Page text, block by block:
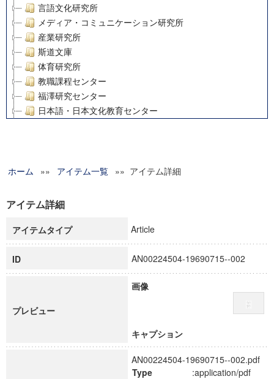
言語文化研究所
メディア・コミュニケーション研究所
産業研究所
斯道文庫
体育研究所
教職課程センター
福澤研究センター
日本語・日本文化教育センター
グローバルリサーチインスティテュート
科学研究費補助金研究成果報告書
慶應義塾大学グローバルCOEプログラム市民社会ガバナンス
慶應義塾大学グローバルCOEプログラム論理と感性の先端的
博士課程教育リーディングプログラム「超成熟社会発展のサ
学術雑誌掲載論文等(8)
ホーム »» アイテム一覧 »» アイテム詳細
アイテム詳細
アイテムタイプ Article
ID AN00224504-19690715--002
プレビュー
画像
キャプション
AN00224504-19690715--002.pdf
Type
:application/pdf